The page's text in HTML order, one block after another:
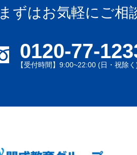
まずはお気軽にご相
0120-77-
【受付時間】9:00~22:00 (日・祝除く